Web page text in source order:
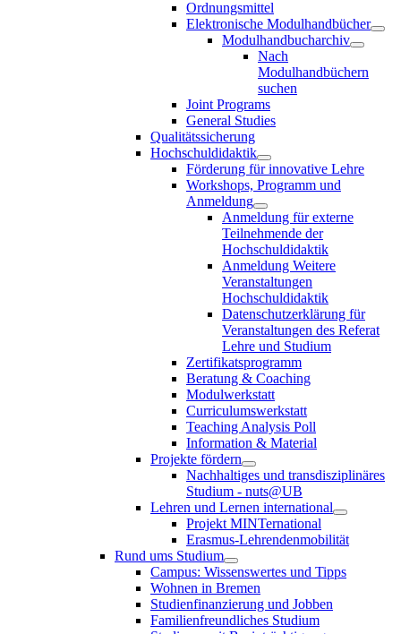
Ordnungsmittel
Elektronische Modulhandbücher
Modulhandbucharchiv
Nach
Modulhandbüchern
suchen
Joint Programs
General Studies
Qualitätssicherung
Hochschuldidaktik
Förderung für innovative Lehre
Workshops, Programm und
Anmeldung
Anmeldung für externe
Teilnehmende der
Hochschuldidaktik
Anmeldung Weitere
Veranstaltungen
Hochschuldidaktik
Datenschutzerklärung für
Veranstaltungen des Referat
Lehre und Studium
Zertifikatsprogramm
Beratung & Coaching
Modulwerkstatt
Curriculumswerkstatt
Teaching Analysis Poll
Information & Material
Projekte fördern
Nachhaltiges und transdisziplinäres
Studium - nuts@UB
Lehren und Lernen international
Projekt MINTernational
Erasmus-Lehrendenmobilität
Rund ums Studium
Campus: Wissenswertes und Tipps
Wohnen in Bremen
Studienfinanzierung und Jobben
Familienfreundliches Studium